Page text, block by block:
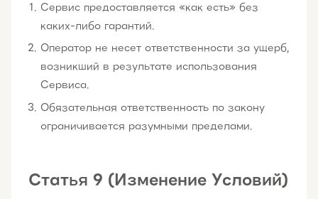
Сервис предоставляется «как есть» без
каких-либо гарантий.
Оператор не несет ответственности за ущерб,
возникший в результате использования
Сервиса.
Обязательная ответственность по закону
ограничивается разумными пределами.
Статья 9 (Изменение Условий)